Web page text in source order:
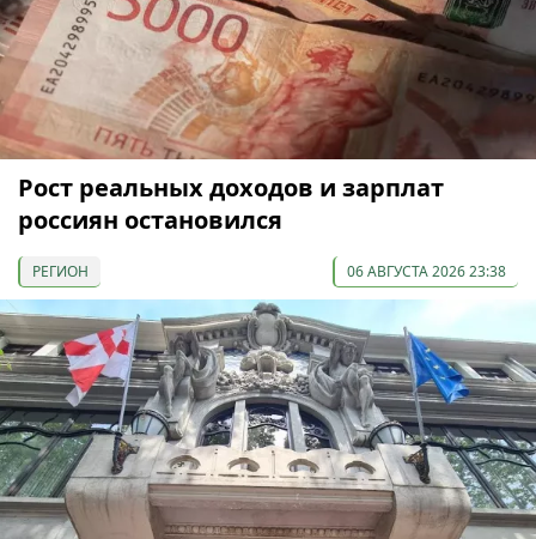
Рост реальных доходов и зарплат
россиян остановился
РЕГИОН 06 АВГУСТА 2026 23:38